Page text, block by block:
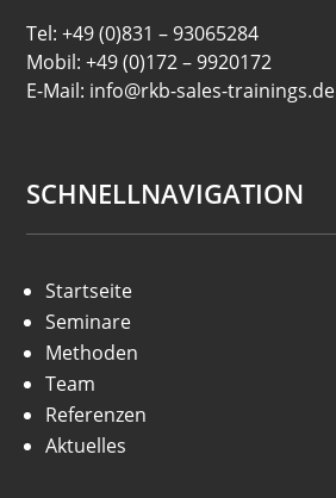
Tel: +49 (0)831 – 93065284
Mobil: +49 (0)172 – 9920172
E-Mail: info@rkb-sales-trainings.de
SCHNELLNAVIGATION
Startseite
Seminare
Methoden
Team
Referenzen
Aktuelles